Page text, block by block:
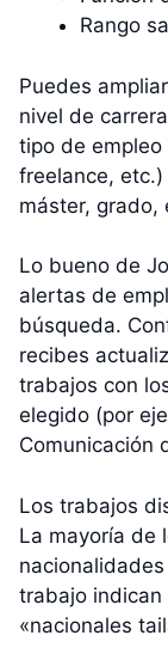
Rango
Puedes
nivel de
tipo de
freelance,
máster, grado,
Lo bueno de
alertas de
búsqueda.
recibes
trabajos con
elegido (por
Comunicación
Los trabajos
La mayoría de
trabajo indican
«nacionales